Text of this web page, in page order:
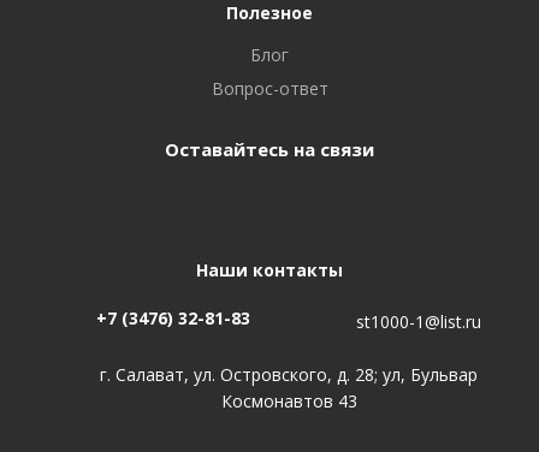
Полезное
Блог
Вопрос-ответ
Оставайтесь на связи
Наши контакты
+7 (3476) 32-81-83 st1000-1@list.ru
г. Салават, ул. Островского, д. 28; ул, Бульвар
Космонавтов 43